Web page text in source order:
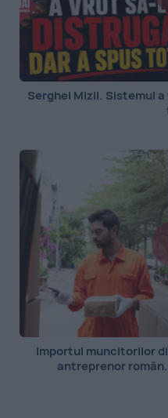
Serghei Mizil. Sistemul
Importul muncitorilor
antreprenor